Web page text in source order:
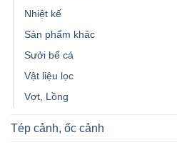
Nhiệt kế
Sản phẩm khác
Sưởi bể cá
Vật liệu lọc
Vợt, Lồng
Tép cảnh, ốc cảnh